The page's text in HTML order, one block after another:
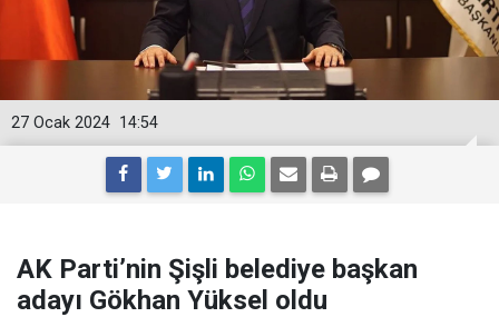
14:54
27 Ocak 2024
AK Parti’nin Şişli belediye başkan
adayı Gökhan Yüksel oldu